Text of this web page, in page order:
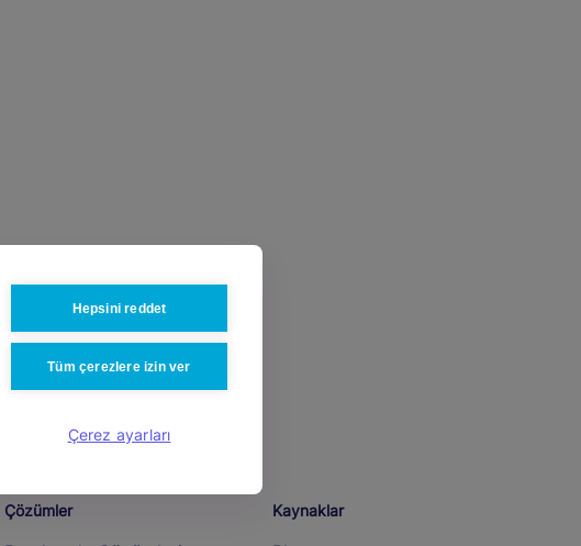
Çözümler Kaynaklar
Hepsini reddet
Tüm çerezlere izin ver
Çerez ayarları